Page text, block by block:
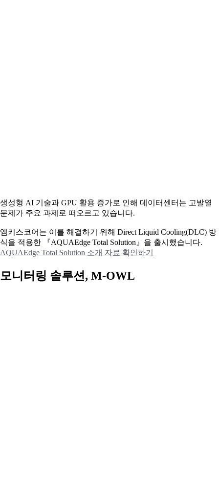
생성형 AI 기술과 GPU 활용 증가로 인해 데이터센터는 고발열
문제가 주요 과제로 떠오르고 있습니다.
엠키스코어는 이를 해결하기 위해 Direct Liquid Cooling(DLC) 방
식을 적용한 『AQUAEdge Total Solution』을 출시했습니다.
AQUAEdge Total Solution 소개 자료 확인하기
모니터링 솔루션, M-OWL